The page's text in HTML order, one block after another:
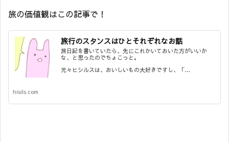
旅の価値観はこの記事で！
旅行のスタンスはひとそれぞれなお話
旅日記を書いていたら、先にこれかいておいた方がいいか
な、と思ったのでちょこっと。
元々ヒシルスは、おいしいもの大好きですし、「…
hisils.com